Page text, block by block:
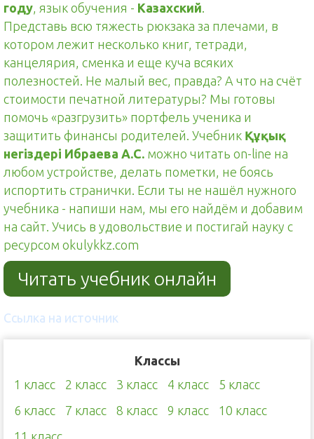
году, язык обучения - Казахский.
Представь всю тяжесть рюкзака за плечами, в
котором лежит несколько книг, тетради,
канцелярия, сменка и еще куча всяких
полезностей. Не малый вес, правда? А что на счёт
стоимости печатной литературы? Мы готовы
помочь «разгрузить» портфель ученика и
защитить финансы родителей. Учебник Құқық
негіздері Ибраева А.С. можно читать on-line на
любом устройстве, делать пометки, не боясь
испортить странички. Если ты не нашёл нужного
учебника - напиши нам, мы его найдём и добавим
на сайт. Учись в удовольствие и постигай науку с
ресурсом okulykkz.com
Читать учебник онлайн
Ссылка на источник
Классы
1 класс
2 класс 3 класс 4 класс
5 класс
6 класс
7 класс 8 класс 9 класс
10 класс
11 класс